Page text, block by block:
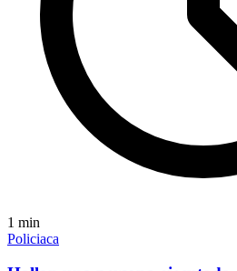
1 min
Policiaca